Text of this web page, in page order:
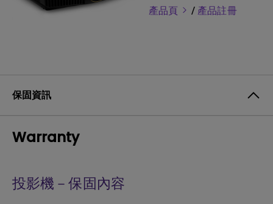
產品頁 / 產品註冊
保固資訊
Warranty
投影機－保固內容